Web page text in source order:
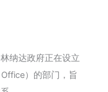
纳达政府正在设立
）的部门，旨